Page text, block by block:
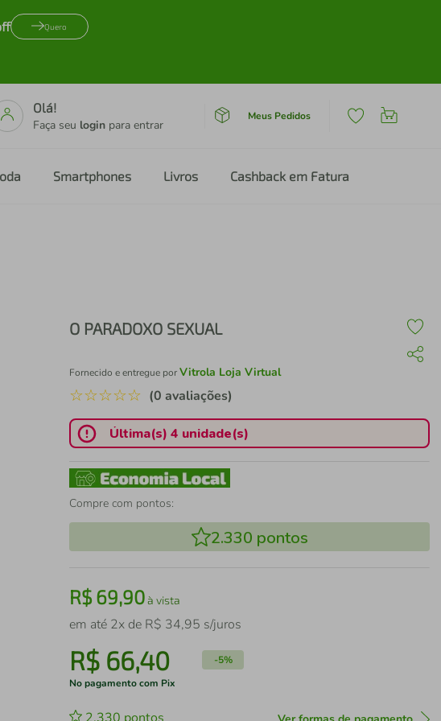
Quero
Olá!
Faça seu login para entrar
Meus Pedidos
Smartphones Livros Cashback em Fatura
O PARADOXO SEXUAL
Fornecido e entregue porVitrola Loja Virtual
☆☆☆☆☆ (0 avaliações)
Última(s) 4 unidade(s)
Compre com pontos:
2.330 pontos
R$69,90à vista
em até 2x de R$ 34,95 s/juros
R$ 66,40 -5%
No pagamento com Pix